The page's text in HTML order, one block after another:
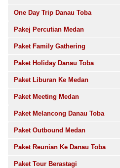
One Day Trip Danau Toba
Pakej Percutian Medan
Paket Family Gathering
Paket Holiday Danau Toba
Paket Liburan Ke Medan
Paket Meeting Medan
Paket Melancong Danau Toba
Paket Outbound Medan
Paket Reunian Ke Danau Toba
Paket Tour Berastagi